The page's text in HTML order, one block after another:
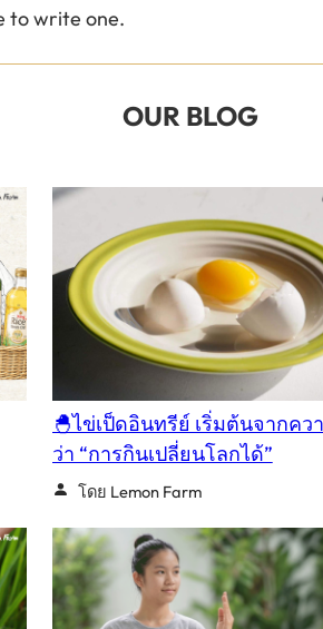
to write one.
OUR BLOG
🐣ไข่เป็ดอินทรีย์ เริ่มต้นจากคว
ว่า “การกินเปลี่ยนโลกได้”
โดย Lemon Farm